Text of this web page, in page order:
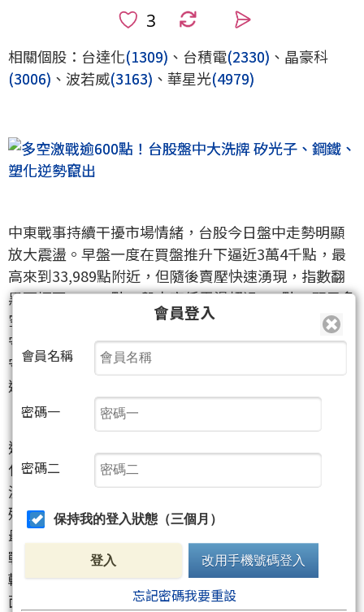
相關個股：台達化(1309) 、台積電(2330) 、晶豪科
(3006) 、波若威(3163) 、華星光(4979)
中東戰事持續干擾市場情緒，台股今日盤中走勢明顯
放大震盪。早盤一度在買盤推升下逼近3萬4千點，最
高來到33,989點附近，但隨後賣壓快速湧現，指數翻
黑下探至33,379點，盤中高低震盪超過600點，顯示多
空雙方在月線關前交戰激烈。雖然截至上午盤勢仍力
守33,700點附近震盪，但市場氣氛顯然還是偏向保
守，尤其在週末前夕，資金操作明顯更偏短打與題材
選股。
這波盤中震盪的核心，仍離不開中東局勢與油價變
化。能源設施遭攻擊後，國際油價與天然氣價格大幅
波動，市場對通膨再起的擔憂升高，也讓長天期債券
殖利率面臨上行壓力。對電子權值股來說，這種環境
最麻煩的地方就在於，除了資金面估值修正之外，若
戰事拖長，半導體供應鏈中的稀有氣體與部分原料運
輸，也可能出現干擾，科技股因此籠罩在評價與基本
面雙重壓力之下。
會員登入
會員名稱
密碼一
密碼二
保持我的登入狀態（三個月）
登入 改用手機號碼登入
忘記密碼我要重設